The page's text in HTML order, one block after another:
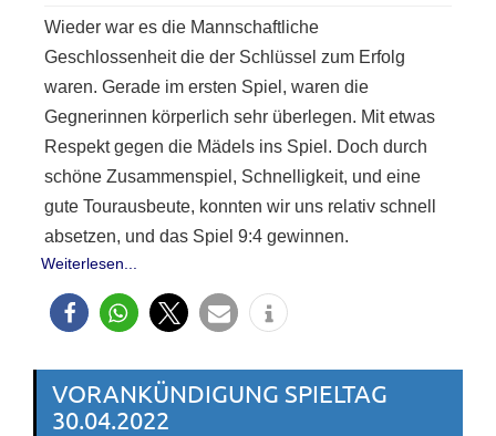
Wieder war es die Mannschaftliche
Geschlossenheit die der Schlüssel zum Erfolg
waren. Gerade im ersten Spiel, waren die
Gegnerinnen körperlich sehr überlegen. Mit etwas
Respekt gegen die Mädels ins Spiel. Doch durch
schöne Zusammenspiel, Schnelligkeit, und eine
gute Tourausbeute, konnten wir uns relativ schnell
absetzen, und das Spiel 9:4 gewinnen.
Weiterlesen...
VORANKÜNDIGUNG SPIELTAG
30.04.2022